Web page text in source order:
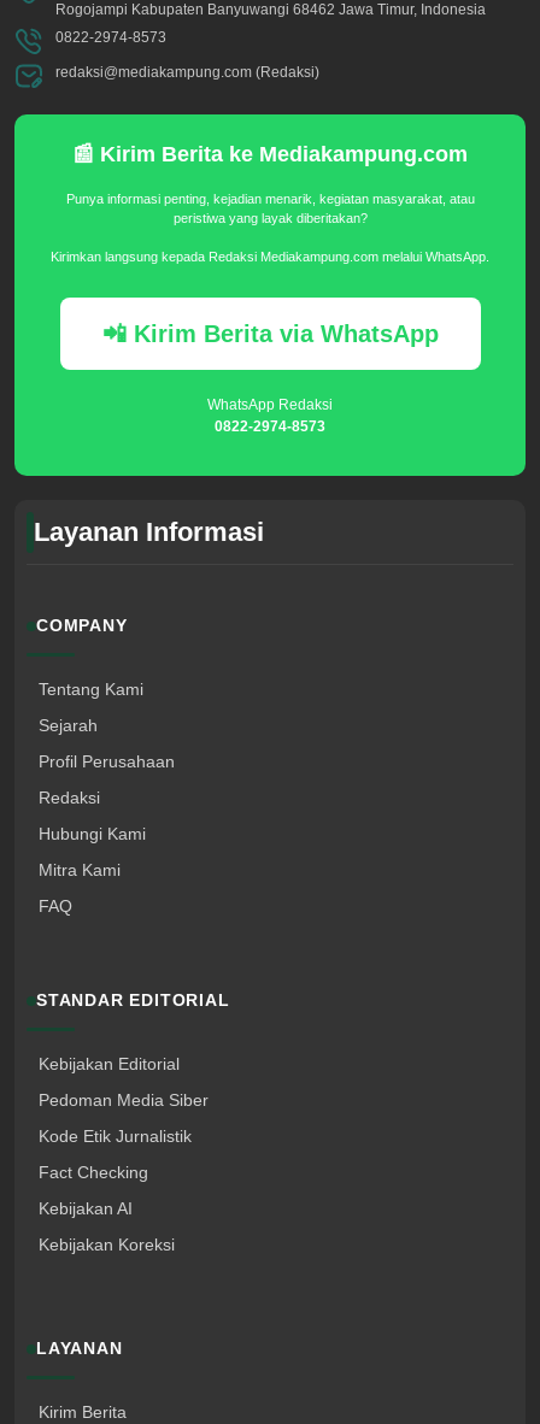
Rogojampi Kabupaten Banyuwangi 68462 Jawa Timur, Indonesia
0822-2974-8573
redaksi@mediakampung.com (Redaksi)
📰 Kirim Berita ke Mediakampung.com
Punya informasi penting, kejadian menarik, kegiatan masyarakat, atau
peristiwa yang layak diberitakan?
Kirimkan langsung kepada Redaksi Mediakampung.com melalui WhatsApp.
📲 Kirim Berita via WhatsApp
WhatsApp Redaksi
0822-2974-8573
Layanan Informasi
COMPANY
Tentang Kami
Sejarah
Profil Perusahaan
Redaksi
Hubungi Kami
Mitra Kami
FAQ
STANDAR EDITORIAL
Kebijakan Editorial
Pedoman Media Siber
Kode Etik Jurnalistik
Fact Checking
Kebijakan AI
Kebijakan Koreksi
LAYANAN
Kirim Berita